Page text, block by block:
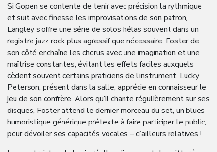
Si Gopen se contente de tenir avec précision la rythmique
et suit avec finesse les improvisations de son patron,
Langley s’offre une série de solos hélas souvent dans un
registre jazz rock plus agressif que nécessaire. Foster de
son côté enchaîne les chorus avec une imagination et une
maîtrise constantes, évitant les effets faciles auxquels
cèdent souvent certains praticiens de l’instrument. Lucky
Peterson, présent dans la salle, apprécie en connaisseur le
jeu de son confrère. Alors qu’il chante régulièrement sur ses
disques, Foster attend le dernier morceau du set, un blues
humoristique générique prétexte à faire participer le public,
pour dévoiler ses capacités vocales – d’ailleurs relatives !